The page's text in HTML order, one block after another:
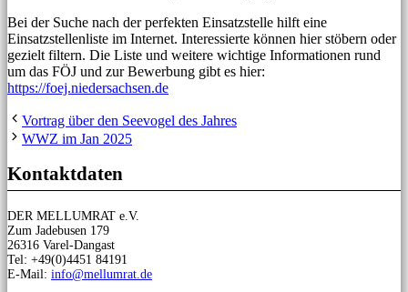
Bei der Suche nach der perfekten Einsatzstelle hilft eine
Einsatzstellenliste im Internet. Interessierte können hier stöbern oder
gezielt filtern. Die Liste und weitere wichtige Informationen rund
um das FÖJ und zur Bewerbung gibt es hier:
https://foej.niedersachsen.de
Vortrag über den Seevogel des Jahres
WWZ im Jan 2025
Kontaktdaten
DER MELLUMRAT e.V.
Zum Jadebusen 179
26316 Varel-Dangast
Tel: +49(0)4451 84191
E-Mail: info@mellumrat.de